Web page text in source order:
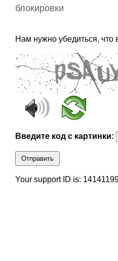
блокировки
Нам нужно убедиться, что
Введите код с картинки:
Отправить
Your support ID is: